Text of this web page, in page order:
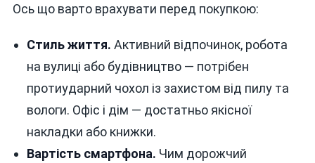
Ось що варто врахувати перед покупкою:
Стиль життя. Активний відпочинок, робота
на вулиці або будівництво — потрібен
протиударний чохол із захистом від пилу та
вологи. Офіс і дім — достатньо якісної
накладки або книжки.
Вартість смартфона. Чим дорожчий